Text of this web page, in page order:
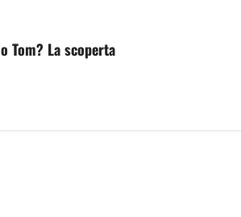
Tom? La scoperta